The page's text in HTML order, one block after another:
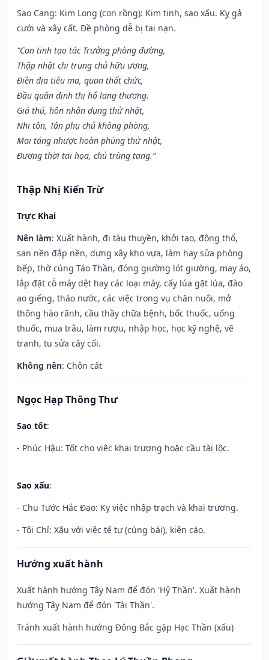
Sao Cang: Kim Long (con rồng): Kim tinh, sao xấu. Kỵ gả
cưới và xây cất. Đề phòng dễ bị tai nạn.
“Can tinh tạo tác Trưởng phòng đường,
Thập nhật chi trung chủ hữu ương,
Điền địa tiêu ma, quan thất chức,
Đầu quân định thị hổ lang thương.
Giá thú, hôn nhân dụng thử nhật,
Nhi tôn, Tân phụ chủ không phòng,
Mai táng nhược hoàn phùng thử nhật,
Đương thời tai họa, chủ trùng tang.”
Thập Nhị Kiến Trừ
Trực Khai
Nên làm: Xuất hành, đi tàu thuyền, khởi tạo, động thổ,
san nền đắp nền, dựng xây kho vựa, làm hay sửa phòng
bếp, thờ cúng Táo Thần, đóng giường lót giường, may áo,
lắp đặt cỗ máy dệt hay các loại máy, cấy lúa gặt lúa, đào
ao giếng, tháo nước, các việc trong vụ chăn nuôi, mở
thông hào rãnh, cầu thầy chữa bệnh, bốc thuốc, uống
thuốc, mua trâu, làm rượu, nhập học, học kỹ nghệ, vẽ
tranh, tu sửa cây cối.
Không nên: Chôn cất
Ngọc Hạp Thông Thư
Sao tốt:
- Phúc Hậu: Tốt cho việc khai trương hoặc cầu tài lộc.
Sao xấu:
- Chu Tước Hắc Đạo: Kỵ việc nhập trạch và khai trương.
- Tội Chỉ: Xấu với việc tế tự (cúng bái), kiện cáo.
Hướng xuất hành
Xuất hành hướng Tây Nam để đón 'Hỷ Thần'. Xuất hành
hướng Tây Nam để đón 'Tài Thần'.
Tránh xuất hành hướng Đông Bắc gặp Hạc Thần (xấu)